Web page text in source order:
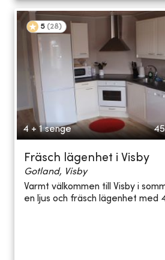
5 (28)
4 + 1 senge
Fräsch lägenhet i Visby
Gotland, Visby
Varmt välkommen till Visby i
en ljus och fräsch lägenhet med